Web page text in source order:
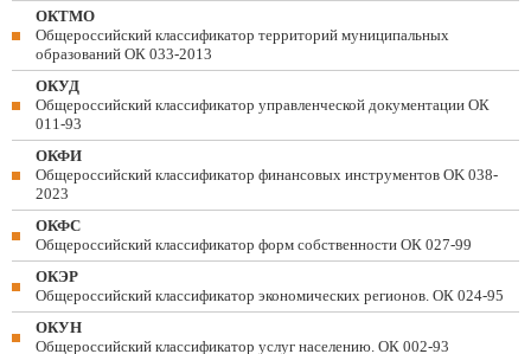
ОКТМО
Общероссийский классификатор территорий муниципальных
образований ОК 033-2013
ОКУД
Общероссийский классификатор управленческой документации ОК
011-93
ОКФИ
Общероссийский классификатор финансовых инструментов OK 038-
2023
ОКФС
Общероссийский классификатор форм собственности ОК 027-99
ОКЭР
Общероссийский классификатор экономических регионов. ОК 024-95
ОКУН
Общероссийский классификатор услуг населению. ОК 002-93